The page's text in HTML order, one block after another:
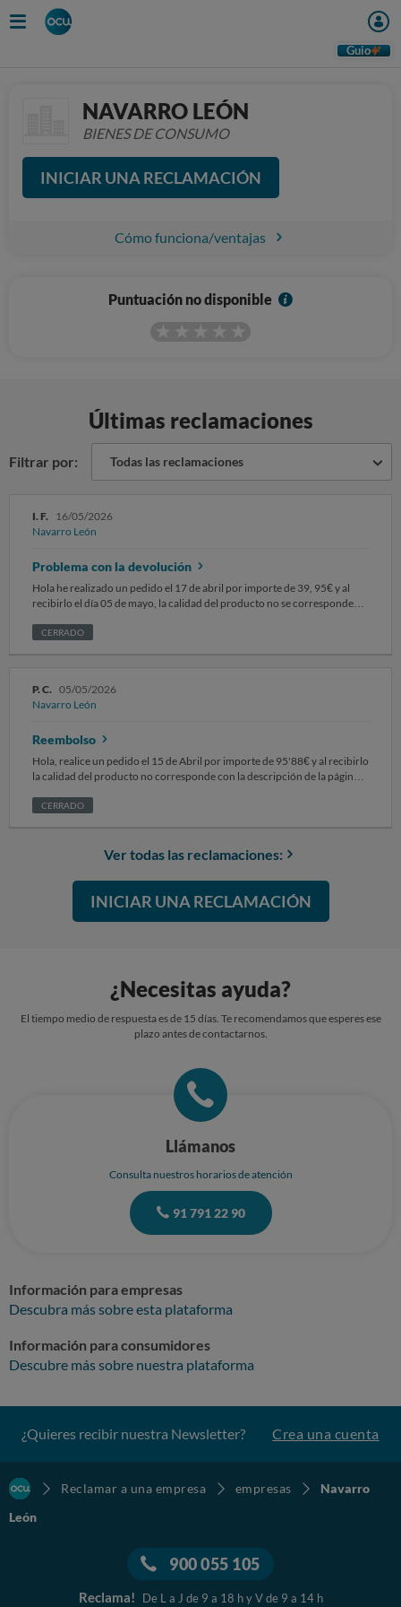
Guio
NAVARRO LEÓN
BIENES DE CONSUMO
INICIAR UNA RECLAMACIÓN
Cómo funciona/ventajas
Puntuación no disponible
I
Últimas reclamaciones
Filtrar por: Todas las reclamaciones
I. F. 16/05/2026
Navarro León
Problema con la devolución
Hola he realizado un pedido el 17 de abril por importe de 39, 95€ y al
recibirlo el día 05 de mayo, la calidad del producto no se corresponde
CERRADO
P. C. 05/05/2026
Navarro León
Reembolso
Hola, realice un pedido el 15 de Abril por importe de 95'88€ y al recibirlo
la calidad del producto no corresponde con la descripción de la página
devuelva mi dinero
CERRADO
Ver todas las reclamaciones:
INICIAR UNA RECLAMACIÓN
¿Necesitas ayuda?
El tiempo medio de respuesta es de 15 días. Te recomendamos que esperes ese
plazo antes de contactarnos.
Llámanos
Consulta nuestros horarios de atención
91 791 22 90
Información para empresas
Descubra más sobre esta plataforma
Información para consumidores
Descubre más sobre nuestra plataforma
¿Quieres recibir nuestra Newsletter? Crea una cuenta
Reclamar a una empresa empresas
Navarro
León
900 055 105
Reclama! De L a J de 9 a 18 h y V de 9 a 14 h